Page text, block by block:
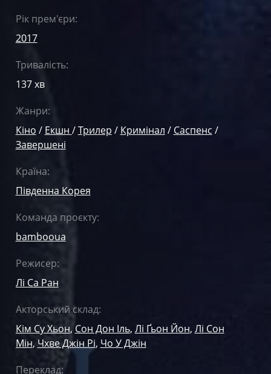
Рік прем'єри:
2017
Тривалість:
137 хв
Жанри:
Кіно / Екшн /Трилер / Кримінал / Саспенс /
Завершені
Країна:
Південна Корея
Команда проєкту:
bambooua
Режисер:
Лі Са Ран
Акторський склад:
Кім Су Хьон,Сон Дон Іль, Лі Ґьон Йон, Лі Сон
Мін, Чхве Джін Рі, Чо У Джін
Переклад: